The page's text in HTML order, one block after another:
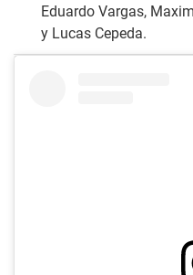
Eduardo Vargas,
y Lucas Cepeda.